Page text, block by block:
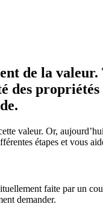
de la
des
valeur. Or,
étapes et vous
faite par un
demander.